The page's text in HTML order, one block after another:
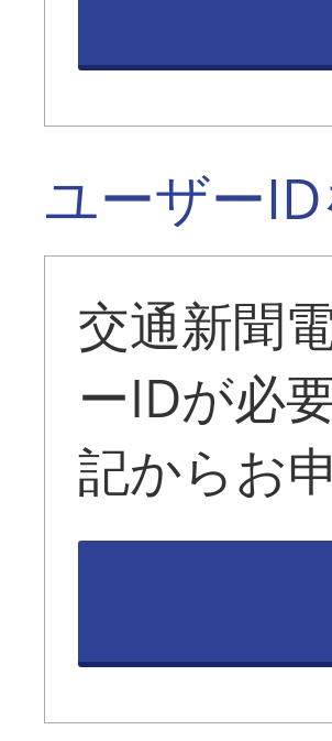
ユーザー
交通新聞
ーIDが必
記からお